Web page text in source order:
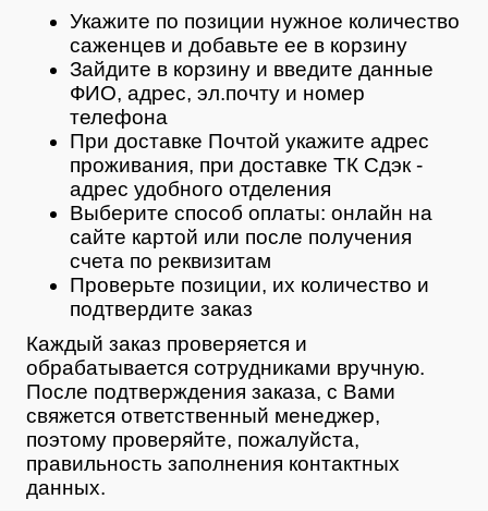
Укажите по позиции нужное количество
саженцев и добавьте ее в корзину
Зайдите в корзину и введите данные
ФИО, адрес, эл.почту и номер
телефона
При доставке Почтой укажите адрес
проживания, при доставке ТК Сдэк -
адрес удобного отделения
Выберите способ оплаты: онлайн на
сайте картой или после получения
счета по реквизитам
Проверьте позиции, их количество и
подтвердите заказ
Каждый заказ проверяется и
обрабатывается сотрудниками вручную.
После подтверждения заказа, с Вами
свяжется ответственный менеджер,
поэтому проверяйте, пожалуйста,
правильность заполнения контактных
данных.